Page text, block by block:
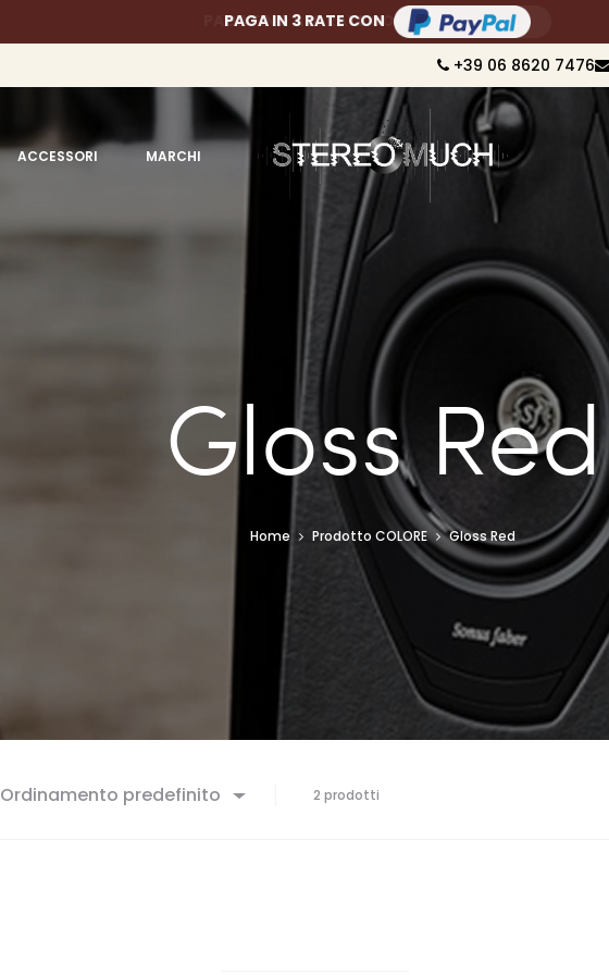
PAGA FINO A 10 RATE CON
+39 06 8620 7476
ACCESSORI MARCHI
Gloss Red
Home Prodotto COLORE Gloss Red
Ordinamento predefinito 2 prodotti